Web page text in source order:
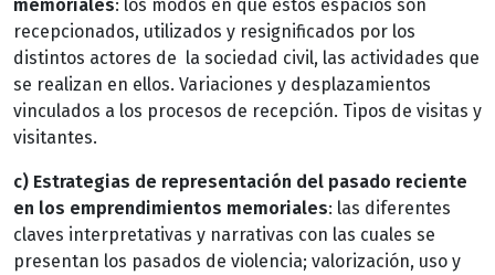
memoriales: los modos en que estos espacios son
recepcionados, utilizados y resignificados por los
distintos actores de la sociedad civil, las actividades que
se realizan en ellos. Variaciones y desplazamientos
vinculados a los procesos de recepción. Tipos de visitas y
visitantes.
c) Estrategias de representación del pasado reciente
en los emprendimientos memoriales: las diferentes
claves interpretativas y narrativas con las cuales se
presentan los pasados de violencia; valorización, uso y